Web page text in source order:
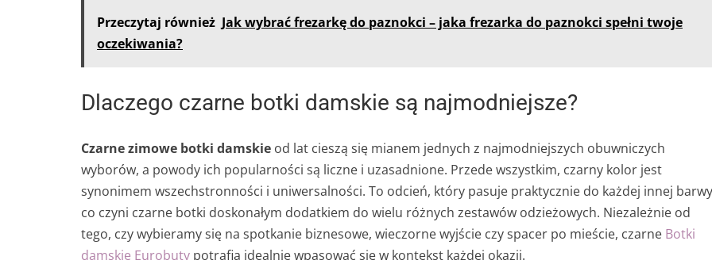
Przeczytaj również Jak wybrać frezarkę do paznokci – jaka frezarka do paznokci spełni twoje
oczekiwania?
Dlaczego czarne botki damskie są najmodniejsze?
Czarne zimowe botki damskie od lat cieszą się mianem jednych z najmodniejszych obuwniczych
wyborów, a powody ich popularności są liczne i uzasadnione. Przede wszystkim, czarny kolor jest
synonimem wszechstronności i uniwersalności. To odcień, który pasuje praktycznie do każdej innej
co czyni czarne botki doskonałym dodatkiem do wielu różnych zestawów odzieżowych. Niezależnie od
tego, czy wybieramy się na spotkanie biznesowe, wieczorne wyjście czy spacer po mieście, czarne Botki
damskie Eurobuty potrafią idealnie wpasować się w kontekst każdej okazji.